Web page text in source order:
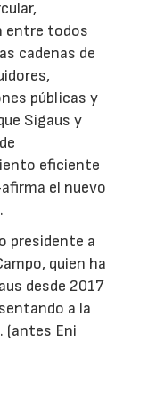
entre todos
cadenas de
públicas y
Sigaus y
eficiente
el nuevo
presidente a
quien ha
desde 2017
a la
(antes Eni